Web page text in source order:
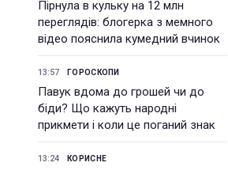
Пірнула в кульку на 12 млн
переглядів: блогерка з мемного
відео пояснила кумедний вчинок
13:57 ГОРОСКОПИ
Павук вдома до грошей чи до
біди? Що кажуть народні
прикмети і коли це поганий знак
13:24 КОРИСНЕ